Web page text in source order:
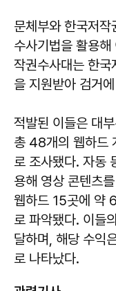
문체부와 한국저
수사기법을 활용해
작권수사대는 한국
을 지원받아 검거
적발된 이들은 대
총 48개의 웹하드
로 조사됐다. 자동
용해 영상 콘텐츠
웹하드 15곳에 약
로 파악됐다. 이들
달하며, 해당 수익
로 나타났다.